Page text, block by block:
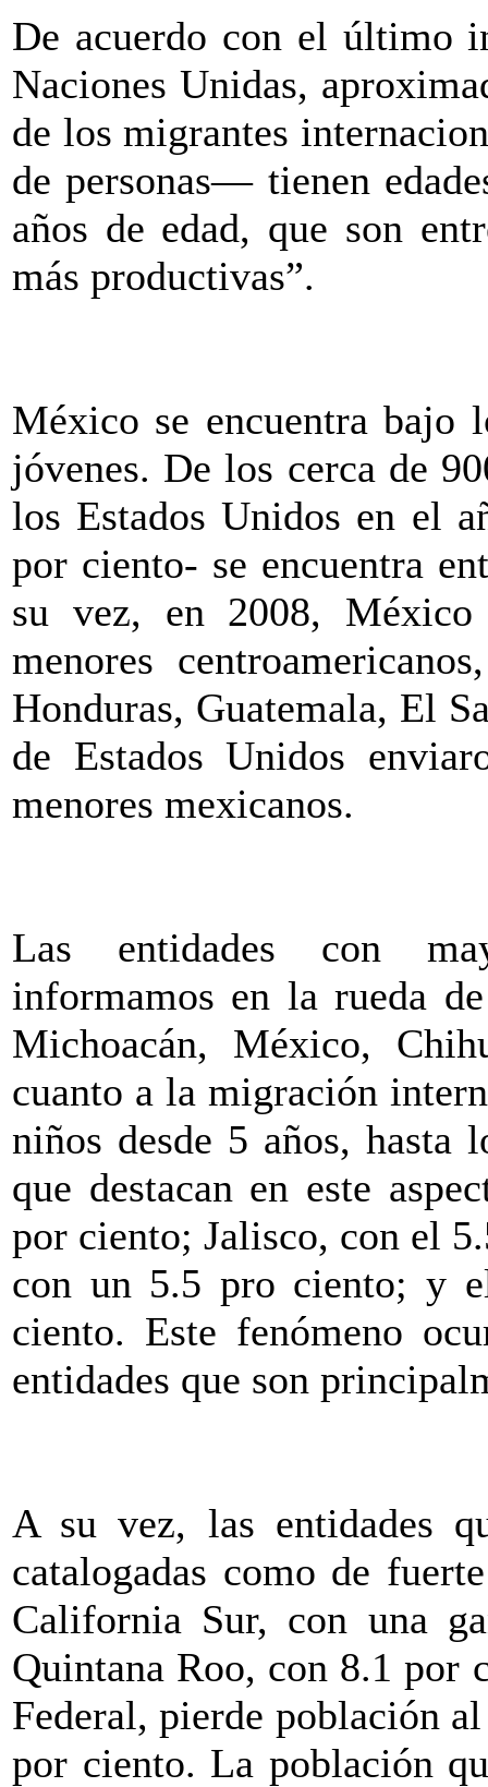
De acuerdo con el último
Naciones Unidas,
de los migrantes
de personas— tienen
años de edad, que son
más productivas”.
México se encuentra bajo
jóvenes. De los cerca de
los Estados Unidos en el
por ciento- se encuentra
su vez, en 2008,
menores
Honduras, Guatemala, El
de Estados Unidos
menores mexicanos.
Las entidades con
informamos en la rueda
Michoacán, México,
cuanto a la migración
niños desde 5 años, hasta
que destacan en este
por ciento; Jalisco, con el
con un 5.5 pro ciento; y
ciento. Este fenómeno
entidades que son
A su vez, las entidades
catalogadas como de
California Sur, con una
Quintana Roo, con 8.1
Federal, pierde población
por ciento. La población